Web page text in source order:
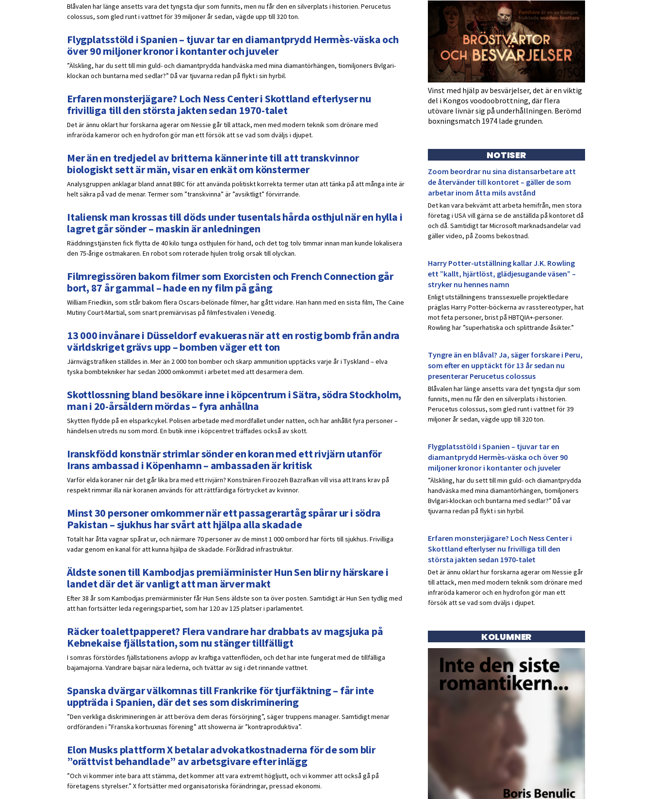
Blåvalen har länge ansetts vara det tyngsta djur som funnits, men nu får den en silverplats i historien. Perucetus
colossus, som gled runt i vattnet för 39 miljoner år sedan, vägde upp till 320 ton.
Flygplatsstöld i Spanien – tjuvar tar en diamantprydd Hermès-väska och
över 90 miljoner kronor i kontanter och juveler
”Älskling, har du sett till min guld- och diamantprydda handväska med mina diamantörhängen, tiomiljoners Bvlgari-
klockan och buntarna med sedlar?” Då var tjuvarna redan på flykt i sin hyrbil.
Erfaren monsterjägare? Loch Ness Center i Skottland efterlyser nu
frivilliga till den största jakten sedan 1970-talet
Det är ännu oklart hur forskarna agerar om Nessie går till attack, men med modern teknik som drönare med
infraröda kameror och en hydrofon gör man ett försök att se vad som dväljs i djupet.
Mer än en tredjedel av britterna känner inte till att transkvinnor
biologiskt sett är män, visar en enkät om könstermer
Analysgruppen anklagar bland annat BBC för att använda politiskt korrekta termer utan att tänka på att många inte är
helt säkra på vad de menar. Termer som ”transkvinna” är ”avsiktligt” förvirrande.
Italiensk man krossas till döds under tusentals hårda osthjul när en hylla i
lagret går sönder – maskin är anledningen
Räddningstjänsten fick flytta de 40 kilo tunga osthjulen för hand, och det tog tolv timmar innan man kunde lokalisera
den 75-årige ostmakaren. En robot som roterade hjulen trolig orsak till olyckan.
Filmregissören bakom filmer som Exorcisten och French Connection går
bort, 87 år gammal – hade en ny film på gång
William Friedkin, som står bakom flera Oscars-belönade filmer, har gått vidare. Han hann med en sista film, The Caine
Mutiny Court-Martial, som snart premiärvisas på filmfestivalen i Venedig.
13 000 invånare i Düsseldorf evakueras när att en rostig bomb från andra
världskriget grävs upp – bomben väger ett ton
Järnvägstrafiken ställdes in. Mer än 2 000 ton bomber och skarp ammunition upptäcks varje år i Tyskland – elva
tyska bombtekniker har sedan 2000 omkommit i arbetet med att desarmera dem.
Skottlossning bland besökare inne i köpcentrum i Sätra, södra Stockholm,
man i 20-årsåldern mördas – fyra anhållna
Skytten flydde på en elsparkcykel. Polisen arbetade med mordfallet under natten, och har anhållit fyra personer –
händelsen utreds nu som mord. En butik inne i köpcentret träffades också av skott.
Iranskfödd konstnär strimlar sönder en koran med ett rivjärn utanför
Irans ambassad i Köpenhamn – ambassaden är kritisk
Varför elda koraner när det går lika bra med ett rivjärn? Konstnären Firoozeh Bazrafkan vill visa att Irans krav på
respekt rimmar illa när koranen används för att rättfärdiga förtrycket av kvinnor.
Minst 30 personer omkommer när ett passagerartåg spårar ur i södra
Pakistan – sjukhus har svårt att hjälpa alla skadade
Totalt har åtta vagnar spårat ur, och närmare 70 personer av de minst 1 000 ombord har förts till sjukhus. Frivilliga
vadar genom en kanal för att kunna hjälpa de skadade. Föråldrad infrastruktur.
Äldste sonen till Kambodjas premiärminister Hun Sen blir ny härskare i
landet där det är vanligt att man ärver makt
Efter 38 år som Kambodjas premiärminister får Hun Sens äldste son ta över posten. Samtidigt är Hun Sen tydlig med
att han fortsätter leda regeringspartiet, som har 120 av 125 platser i parlamentet.
Räcker toalettpapperet? Flera vandrare har drabbats av magsjuka på
Kebnekaise fjällstation, som nu stänger tillfälligt
I somras förstördes fjällstationens avlopp av kraftiga vattenflöden, och det har inte fungerat med de tillfälliga
bajamajorna. Vandrare bajsar nära lederna, och tvättar av sig i det rinnande vattnet.
Spanska dvärgar välkomnas till Frankrike för tjurfäktning – får inte
uppträda i Spanien, där det ses som diskriminering
”Den verkliga diskrimineringen är att beröva dem deras försörjning”, säger truppens manager. Samtidigt menar
ordföranden i ”Franska kortvuxnas förening” att showerna är ”kontraproduktiva”.
Elon Musks plattform X betalar advokatkostnaderna för de som blir
”orättvist behandlade” av arbetsgivare efter inlägg
”Och vi kommer inte bara att stämma, det kommer att vara extremt högljutt, och vi kommer att också gå på
företagens styrelser.” X fortsätter med organisatoriska förändringar, pressad ekonomi.
Vinst med hjälp av besvärjelser, det är en viktig
del i Kongos voodoobrottning, där flera
utövare livnär sig på underhållningen. Berömd
boxningsmatch 1974 lade grunden.
NOTISER
Zoom beordrar nu sina distansarbetare att
de återvänder till kontoret – gäller de som
arbetar inom åtta mils avstånd
Det kan vara bekvämt att arbeta hemifrån, men stora
företag i USA vill gärna se de anställda på kontoret då
och då. Samtidigt tar Microsoft marknadsandelar vad
gäller video, på Zooms bekostnad.
Harry Potter-utställning kallar J.K. Rowling
ett ”kallt, hjärtlöst, glädjesugande väsen” –
stryker nu hennes namn
Enligt utställningens transsexuelle projektledare
präglas Harry Potter-böckerna av rasstereotyper, hat
mot feta personer, brist på HBTQIA+-personer.
Rowling har ”superhatiska och splittrande åsikter.”
Tyngre än en blåval? Ja, säger forskare i Peru,
som efter en upptäckt för 13 år sedan nu
presenterar Perucetus colossus
Blåvalen har länge ansetts vara det tyngsta djur som
funnits, men nu får den en silverplats i historien.
Perucetus colossus, som gled runt i vattnet för 39
miljoner år sedan, vägde upp till 320 ton.
Flygplatsstöld i Spanien – tjuvar tar en
diamantprydd Hermès-väska och över 90
miljoner kronor i kontanter och juveler
”Älskling, har du sett till min guld- och diamantprydda
handväska med mina diamantörhängen, tiomiljoners
Bvlgari-klockan och buntarna med sedlar?” Då var
tjuvarna redan på flykt i sin hyrbil.
Erfaren monsterjägare? Loch Ness Center i
Skottland efterlyser nu frivilliga till den
största jakten sedan 1970-talet
Det är ännu oklart hur forskarna agerar om Nessie går
till attack, men med modern teknik som drönare med
infraröda kameror och en hydrofon gör man ett
försök att se vad som dväljs i djupet.
KOLUMNER